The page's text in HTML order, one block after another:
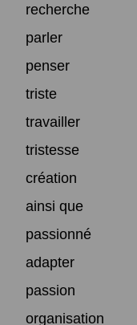
recherche
parler
penser
triste
travailler
tristesse
création
ainsi que
passionné
adapter
passion
organisation